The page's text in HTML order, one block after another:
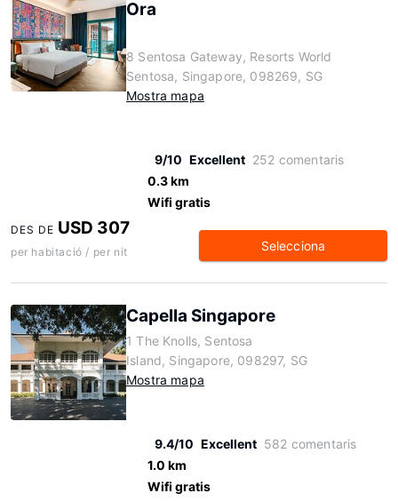
Ora
8 Sentosa Gateway, Resorts World
Sentosa, Singapore, 098269, SG
Mostra mapa
9/10 Excellent 252 comentaris
0.3 km
Wifi gratis
DES DE USD 307
per habitació / per nit Selecciona
Capella Singapore
1 The Knolls, Sentosa
Island, Singapore, 098297, SG
Mostra mapa
9.4/10 Excellent 582 comentaris
1.0 km
Wifi gratis